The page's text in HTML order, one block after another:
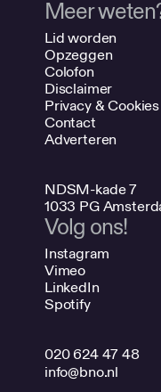
Meer
Lid worden
Opzeggen
Colofon
Disclaimer
Privacy & Cookies
Contact
Adverteren
NDSM-kade 7
1033 PG
Volg ons!
Instagram
Vimeo
LinkedIn
Spotify
020 624 47 48
info@bno.nl